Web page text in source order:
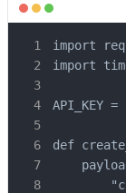
import
import
API_KEY =
def